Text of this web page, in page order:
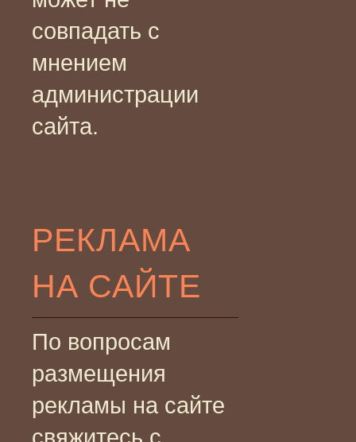
совпадать с
мнением
администрации
сайта.
РЕКЛАМА
НА САЙТЕ
По вопросам
размещения
рекламы на сайте